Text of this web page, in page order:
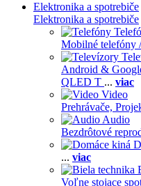
Elektronika a spotrebiče
Elektronika a spotrebiče
Mobilné telefóny
Android &
QLED T ... viac
Video
Prehrávače,
Audio
Bezdrôtové
... viac
Voľne stojace